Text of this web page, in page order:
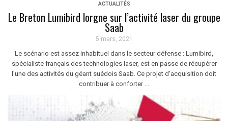
ACTUALITÉS
Le Breton Lumibird lorgne sur l’activité laser du groupe
Saab
5 mars, 2021
Le scénario est assez inhabituel dans le secteur défense : Lumibird,
spécialiste français des technologies laser, est en passe de récupérer
l'une des activités du géant suédois Saab. Ce projet d'acquisition doit
contribuer à conforter ...